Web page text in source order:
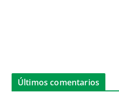
Últimos comentarios